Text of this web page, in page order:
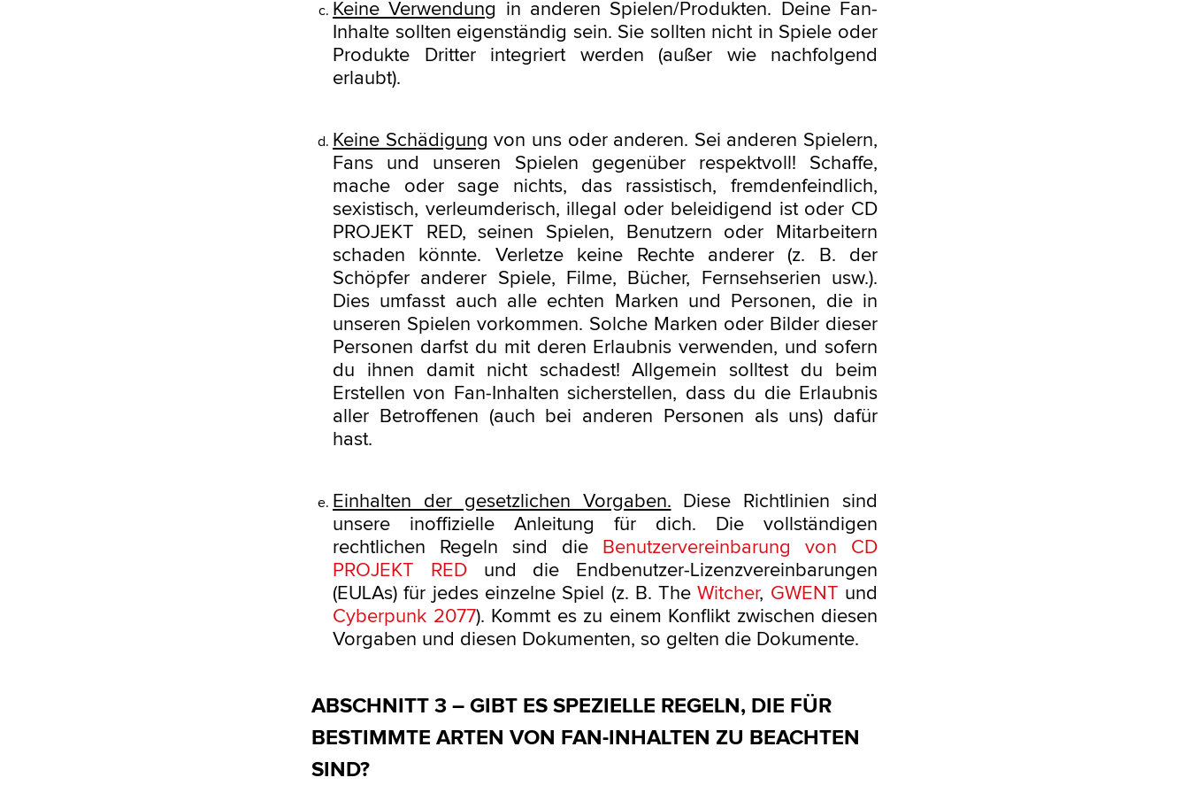
Keine Verwendung
in anderen Spielen/Produkten. Deine Fan-
Inhalte sollten eigenständig sein. Sie sollten nicht in Spiele oder
Produkte Dritter integriert werden (außer wie nachfolgend
erlaubt).
Keine Schädigung von uns oder anderen. Sei anderen Spielern,
Fans und unseren Spielen gegenüber respektvoll! Schaffe,
mache oder sage nichts, das rassistisch, fremdenfeindlich,
sexistisch, verleumderisch, illegal oder beleidigend ist oder CD
PROJEKT RED, seinen Spielen, Benutzern oder Mitarbeitern
schaden könnte. Verletze keine Rechte anderer (z. B. der
Schöpfer anderer Spiele, Filme, Bücher, Fernsehserien usw.).
Dies umfasst auch alle echten Marken und Personen, die in
unseren Spielen vorkommen. Solche Marken oder Bilder dieser
Personen darfst du mit deren Erlaubnis verwenden, und sofern
du ihnen damit nicht schadest! Allgemein solltest du beim
Erstellen von Fan-Inhalten sicherstellen, dass du die Erlaubnis
aller Betroffenen (auch bei anderen Personen als uns) dafür
hast.
Einhalten der gesetzlichen Vorgaben. Diese Richtlinien sind
unsere inoffizielle Anleitung für dich. Die vollständigen
rechtlichen Regeln sind die
Benutzervereinbarung von CD
PROJEKT REDund die Endbenutzer-Lizenzvereinbarungen
(EULAs) für jedes einzelne Spiel (z. B. TheWitcher, GWENT und
Cyberpunk 2077). Kommt es zu einem Konflikt zwischen diesen
Vorgaben und diesen Dokumenten, so gelten die Dokumente.
ABSCHNITT 3 – GIBT ES SPEZIELLE REGELN, DIE FÜR
BESTIMMTE ARTEN VON FAN-INHALTEN ZU BEACHTEN
SIND?